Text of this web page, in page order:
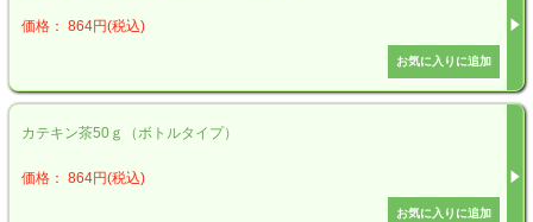
価格： 864円(税込)
カテキン茶50ｇ（ボトルタイプ）
価格： 864円(税込)